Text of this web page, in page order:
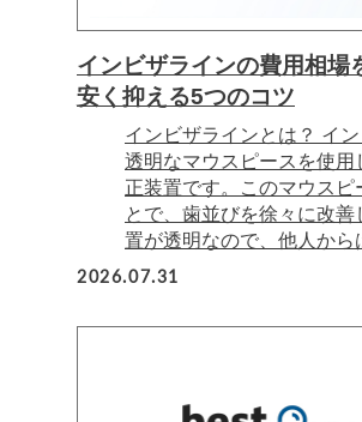
インビザラインの費用相場
安く抑える5つのコツ
インビザラインとは？ イン
透明なマウスピースを使用
正装置です。このマウスピ
とで、歯並びを徐々に改善
置が透明なので、他人から
2026.07.31